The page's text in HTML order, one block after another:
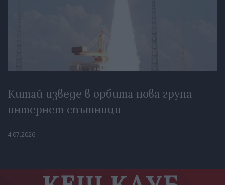
Китай изведе в орбита нова група
интернет спътници
4.07.2026